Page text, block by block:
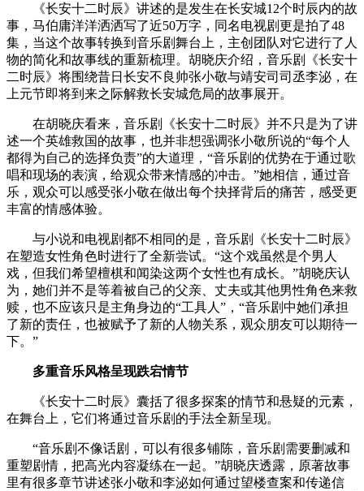
《长安十二时辰》讲述的是发生在长安城12个时辰内的故
事，马伯庸洋洋洒洒写了近50万字，同名电视剧更是拍了48
集，当这个故事转换到音乐剧舞台上，主创团队对它进行了人
物的简化和故事线的重新梳理。胡晓庆介绍，音乐剧《长安十
二时辰》将围绕昔日长安不良帅张小敬与靖安司司丞李泌，在
上元节即将到来之际解救长安城危局的故事展开。
在胡晓庆看来，音乐剧《长安十二时辰》并不只是为了讲
述一个英雄救国的故事，也并非想强调张小敬所说的“每个人
都得为自己的选择负责”的大道理，“音乐剧的优势在于通过歌
唱和现场的表演，给观众带来情感的冲击。”她相信，通过音
乐，观众可以感受张小敬在做出每个抉择背后的痛苦，感受更
丰富的情感体验。
与小说和电视剧都不相同的是，音乐剧《长安十二时辰》
在塑造女性角色时进行了全新尝试。“这个戏虽然是个男人
戏，但我们希望檀棋和闻染这两个女性也有成长。”胡晓庆认
为，她们并不是等着被自己的父亲、丈夫或其他男性角色来救
赎，也不应该只是主角身边的“工具人”，“音乐剧中她们承担
了新的责任，也被赋予了新的人物关系，观众朋友可以期待一
下。”
多重音乐风格呈现跌宕情节
《长安十二时辰》囊括了很多探案的情节和悬疑的元素，
在舞台上，它们将通过音乐剧的手法全新呈现。
“音乐剧不像话剧，可以有很多铺陈，音乐剧需要删减和
重塑剧情，把高光内容凝练在一起。”胡晓庆透露，原著故事
里有很多章节讲述张小敬和李泌如何通过望楼查案和传递信